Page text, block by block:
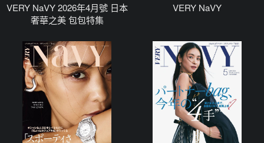
VERY NaVY 2026年4月號 日本
奢華之美 包包特集
VERY NaVY